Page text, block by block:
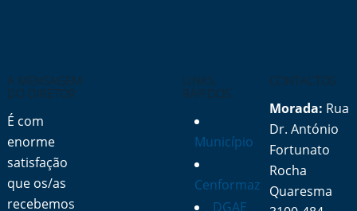
A MENSAGEM
DO DIRETOR
É com
enorme
satisfação
que os/as
recebemos
LINKS
RÁPIDOS
Município
Cenformaz
DGAE
CONTACTOS
Morada: Rua
Dr. António
Fortunato
Rocha
Quaresma